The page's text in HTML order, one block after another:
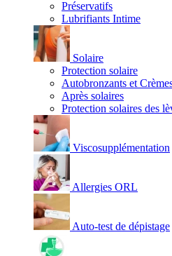
Préservatifs
Lubrifiants Intime
Solaire
Protection solaire
Autobronzants et
Après solaires
Protection solaires des
Viscosupplémentation
Allergies ORL
Auto-test de dépistage